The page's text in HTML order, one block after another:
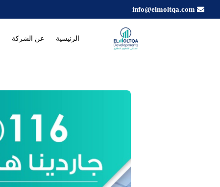
info@elmoltqa.com
الرئيسية عن الشركة